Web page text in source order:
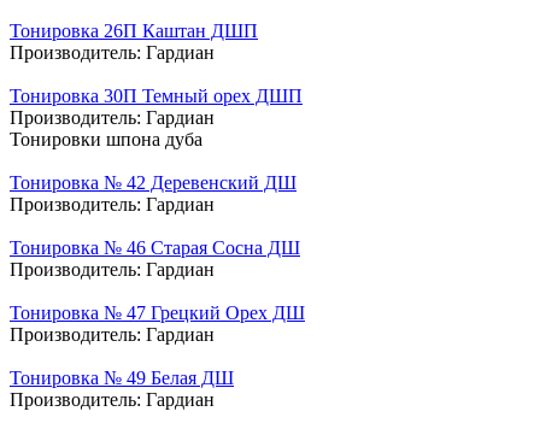
Тонировка 26П Каштан ДШП
Производитель: Гардиан
Тонировка 30П Темный орех ДШП
Производитель: Гардиан
Тонировки шпона дуба
Тонировка № 42 Деревенский ДШ
Производитель: Гардиан
Тонировка № 46 Старая Сосна ДШ
Производитель: Гардиан
Тонировка № 47 Грецкий Орех ДШ
Производитель: Гардиан
Тонировка № 49 Белая ДШ
Производитель: Гардиан